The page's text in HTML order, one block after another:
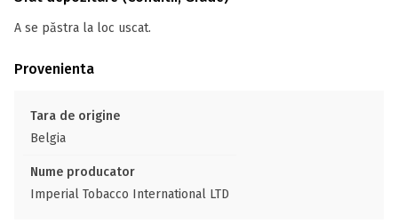
A se păstra la loc uscat.
Provenienta
Tara de origine
Belgia
Nume producator
Imperial Tobacco International LTD